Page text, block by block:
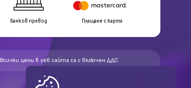
Банков превод Плащане с карта
Всички цени в уеб сайта са с включен ДДС.